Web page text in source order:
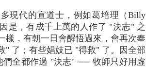
現代的宣道士，例如葛培理（Billy
是，有成千上萬的人作了 "決志" 之
樣，有朝一日會醒悟過來，會再次奉
" 了；有些娼妓已 "得救" 了。因全部
們全都作過 "決志" ── 牧師只好用虛